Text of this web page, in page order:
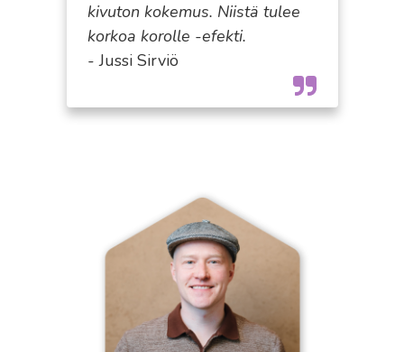
kivuton kokemus. Niistä tulee
korkoa korolle -efekti.
- Jussi Sirviö